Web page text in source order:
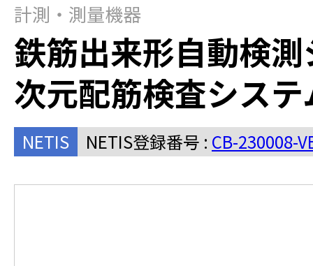
計測・測量機器
鉄筋出来形自動検
次元配筋検査シス
NETIS NETIS登録番号 : CB-230008-